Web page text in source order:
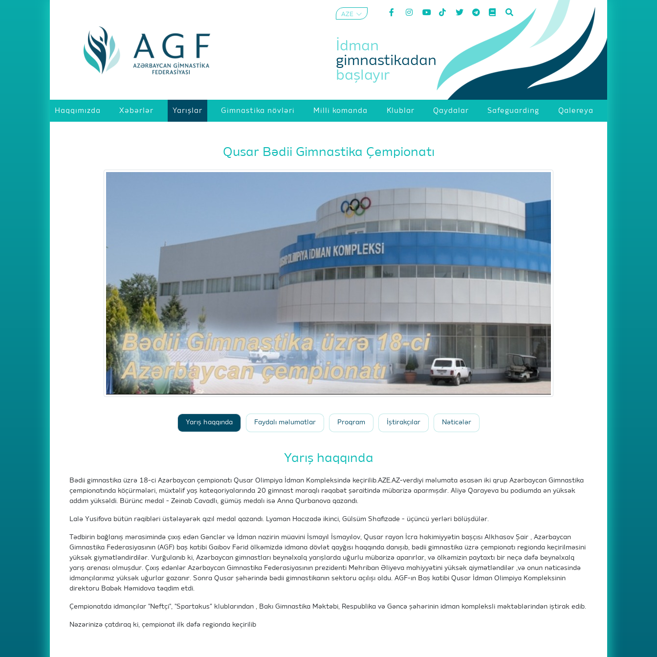
AZE
İdman
gimnastikadan
başlayır
Haqqımızda Xəbərlər Yarışlar Gimnastika növləri Milli komanda Klublar Qaydalar Safeguarding Qalereya
Qusar Bədii Gimnastika Çempionatı
Yarış haqqında Faydalı məlumatlar Proqram İştirakçılar Nəticələr
Yarış haqqında
Bədii gimnastika üzrə 18-ci Azərbaycan çempionatı Qusar Olimpiya İdman Kompleksində keçirilib.AZE.AZ-verdiyi məlumata əsasən iki qrup Azərbaycan Gimnastika
çempionatında köçürmələri, müxtəlif yaş kateqoriyalarında 20 gimnast maraqlı rəqabət şəraitində mübarizə aparmışdır. Aliyə Qarayeva bu podiumda ən yüksək
addım yüksəldi. Bürünc medal - Zeinab Cavadlı, gümüş medalı isə Anna Qurbanova qazandı.
Lalə Yusifova bütün rəqibləri üstələyərək qızıl medal qazandı. Lyaman Hacızadə ikinci, Gülsüm Shafizade - üçüncü yerləri bölüşdülər.
Tədbirin bağlanış mərasimində çıxış edən Gənclər və İdman nazirin müavini İsmayıl İsmayılov, Qusar rayon İcra hakimiyyətin başçısı Alkhasov Şair , Azərbaycan
Gimnastika Federasiyasının (AGF) baş katibi Gaibov Fərid ölkəmizdə idmana dövlət qayğısı haqqında danışıb, bədii gimnastika üzrə çempionatı regionda keçirilməsini
yüksək giymətləndirdilər. Vurğulanıb ki, Azərbaycan gimnastları beynəlxalq yarışlarda uğurlu mübarizə aparırlar, və ölkəmizin paytaxtı bir neçə dəfə beynəlxalq
yarış arenası olmuşdur. Çıxış edənlər Azərbaycan Gimnastika Federasiyasının prezidenti Mehriban Əliyeva mahiyyətini yüksək qiymətləndilər ,və onun nəticəsində
idmançılarımız yüksək uğurlar gazanır. Sonra Qusar şəhərində bədii gimnastikanın sektoru açılışı oldu. AGF-ın Baş katibi Qusar İdman Olimpiya Kompleksinin
direktoru Babək Həmidova təqdim etdi.
Çempionatda idmançılar "Neftçi", "Spartakus” klublarından , Bakı Gimnastika Məktəbi, Respublika və Gəncə şəhərinin idman kompleksli məktəblərindən iştirak edib.
Nəzərinizə çatdıraq ki, çempionat ilk dəfə regionda keçirilib